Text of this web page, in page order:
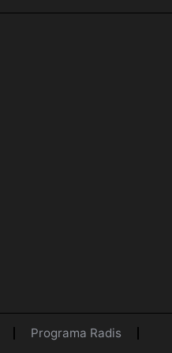
Programa Radis